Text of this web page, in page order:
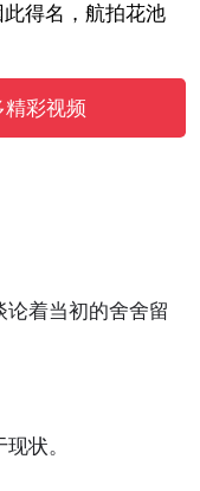
得名，航拍花池
彩视频
着当初的舍舍留
状。